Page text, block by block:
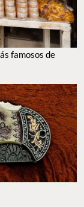
famosos de